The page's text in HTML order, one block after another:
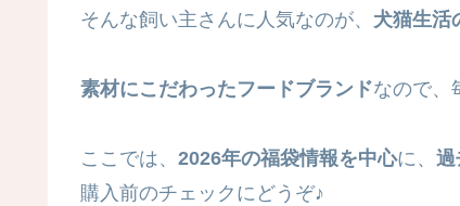
そんな飼い主さんに人気なのが、 犬猫生活
素材にこだわったフードブランドなので、
ここでは、 2026年の福袋情報を中心に、 過
購入前のチェックにどうぞ♪